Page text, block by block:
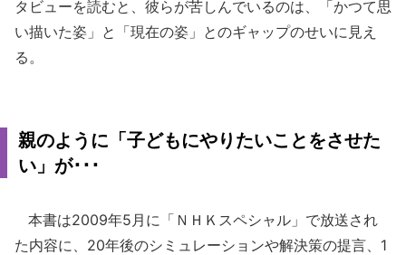
タビューを読むと、彼らが苦しんでいるのは、「かつて思
い描いた姿」と「現在の姿」とのギャップのせいに見え
る。
親のように「子どもにやりたいことをさせた
い」が･･･
本書は2009年5月に「ＮＨＫスペシャル」で放送され
た内容に、20年後のシミュレーションや解決策の提言、1